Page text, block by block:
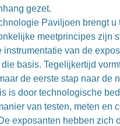
gezet.
Paviljoen brengt u
meetprincipes zijn
instrumentatie van de
die basis. Tegelijkertijd
de eerste stap naar de
is door technologische
van testen, meten en
exposanten hebben zich